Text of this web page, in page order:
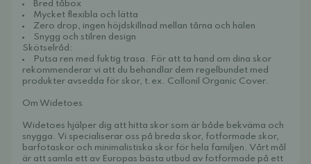
Bred tåbox
Mycket flexibla och lätta
Zero drop, ingen höjdskillnad mellan tårna och hälen
Snygg och stilren design
Skötselråd:
Putsa ren med fuktig trasa. För att ta hand om dina skor
rekommenderar vi att du behandlar dem regelbundet med
produkter avsedda för skor, t.ex. Collonil Organic Cover.
Om Widetoes
Widetoes hjälper dig att hitta skor som är både bekväma och
snygga. Vi specialiserar oss på breda skor, fotformade skor,
barfotaskor och minimalistiska skor för hela familjen. Vårt mål
är att samla ett av Europas bästa utbud av fotformade på ett